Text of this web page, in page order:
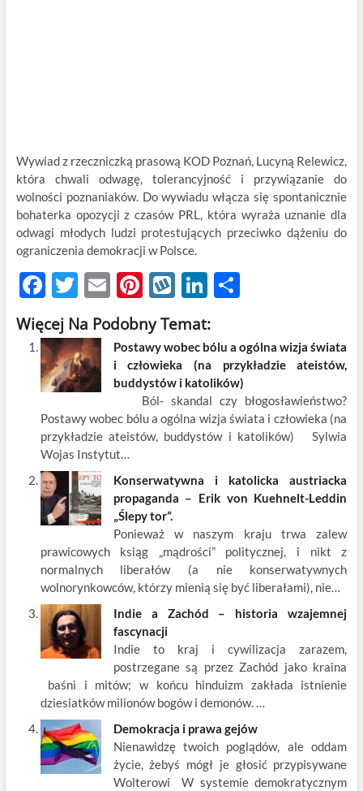
Wywiad z rzeczniczką prasową KOD Poznań, Lucyną Relewicz,
która chwali odwagę, tolerancyjność i przywiązanie do
wolności poznaniaków. Do wywiadu włącza się spontanicznie
bohaterka opozycji z czasów PRL, która wyraża uznanie dla
odwagi młodych ludzi protestujących przeciwko dążeniu do
ograniczenia demokracji w Polsce.
F
ac
e
b
o
o
k
T
w
itt
er
E
m
ail
Pi
nt
er
es
t
W
k
o
p
Li
k
e
dI
n
S
ar
e
Więcej Na Podobny Temat:
Postawy wobec bólu a ogólna wizja świata
i człowieka (na przykładzie ateistów,
buddystów i katolików)
Ból- skandal czy błogosławieństwo?
Postawy wobec bólu a ogólna wizja świata i człowieka (na
przykładzie ateistów, buddystów i katolików) Sylwia
Wojas Instytut…
Konserwatywna i katolicka austriacka
propaganda – Erik von Kuehnelt-Leddin
„Ślepy tor”.
Ponieważ w naszym kraju trwa zalew
prawicowych ksiąg „mądrości” politycznej, i nikt z
normalnych liberałów (a nie konserwatywnych
wolnorynkowców, którzy mienią się być liberałami), nie…
Indie a Zachód – historia wzajemnej
fascynacji
Indie to kraj i cywilizacja zarazem,
postrzegane są przez Zachód jako kraina
baśni i mitów; w końcu hinduizm zakłada istnienie
dziesiatków milionów bogów i demonów. …
Demokracja i prawa gejów
Nienawidzę twoich poglądów, ale oddam
życie, żebyś mógł je głosić przypisywane
Wolterowi W systemie demokratycznym